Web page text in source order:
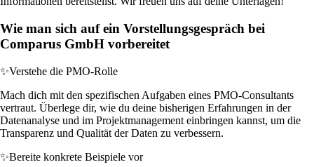
Wie man sich auf ein Vorstellungsgespräch bei
Comparus GmbH vorbereitet
✨Verstehe die PMO-Rolle
Mach dich mit den spezifischen Aufgaben eines PMO-Consultants
vertraut. Überlege dir, wie du deine bisherigen Erfahrungen in der
Datenanalyse und im Projektmanagement einbringen kannst, um die
Transparenz und Qualität der Daten zu verbessern.
✨Bereite konkrete Beispiele vor